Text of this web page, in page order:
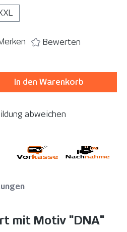
Bewerten
den gewünschten
In den Warenkorb
abweichen
mit Motiv "DNA"